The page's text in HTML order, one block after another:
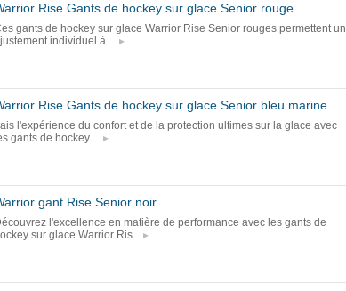
Rise Gants de hockey sur glace Senior rouge
gants de hockey sur glace Warrior Rise Senior rouges permettent un
individuel à ...
Rise Gants de hockey sur glace Senior bleu marine
l'expérience du confort et de la protection ultimes sur la glace avec
gants de hockey ...
gant Rise Senior noir
l'excellence en matière de performance avec les gants de
sur glace Warrior Ris...